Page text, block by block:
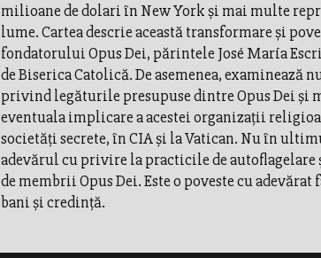
milioane de dolari în New York şi mai multe
lume. Cartea descrie această transformare şi
fondatorului Opus Dei, părintele José María
de Biserica Catolică. De asemenea, examinează
privind legăturile presupuse dintre Opus Dei şi
eventuala implicare a acestei organizaţii
societăţi secrete, în CIA şi la Vatican. Nu în
adevărul cu privire la practicile de autoflagelare
de membrii Opus Dei. Este o poveste cu adevărat
bani şi credinţă.